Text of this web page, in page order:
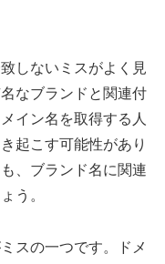
しないミスがよく見
なブランドと関連付
イン名を取得する人
起こす可能性があり
、ブランド名に関連
う。
スの一つです。ドメ